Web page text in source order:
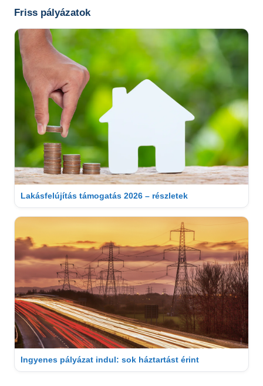
Friss pályázatok
Lakásfelújítás támogatás 2026 – részletek
Ingyenes pályázat indul: sok háztartást érint